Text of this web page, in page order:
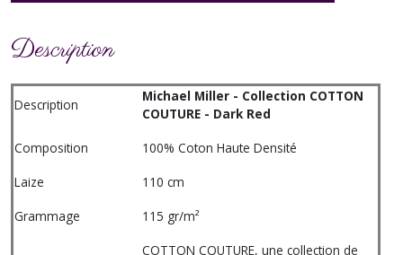
Description
Description
Michael Miller - Collection COTTON
COUTURE - Dark Red
Composition
100% Coton Haute Densité
Laize
110 cm
Grammage
115 gr/m²
COTTON COUTURE, une collection de